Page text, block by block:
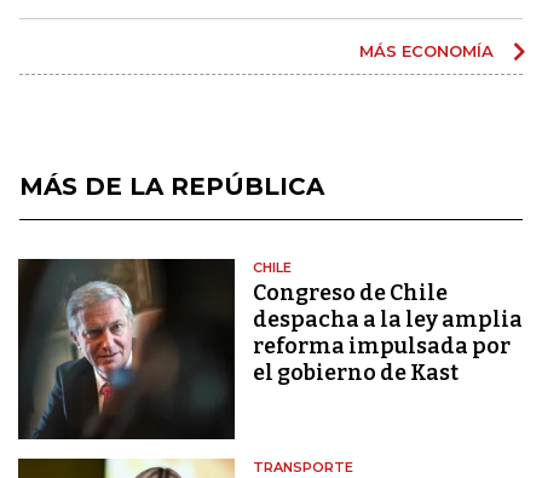
MÁS ECONOMÍA
MÁS DE LA REPÚBLICA
CHILE
Congreso de Chile
despacha a la ley amplia
reforma impulsada por
el gobierno de Kast
TRANSPORTE